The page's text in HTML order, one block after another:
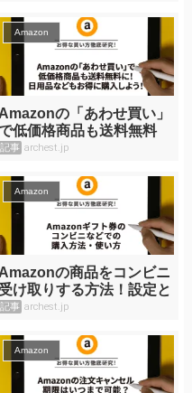
Amazon
Amazonの「あわせ買い」
低価格商品も送料無料
に！日用品などもお得に購
記事 archest.jp
Amazon
Amazonの商品をコンビニ
受け取りする方法！設定と
流れ
記事 archest.jp
Amazon